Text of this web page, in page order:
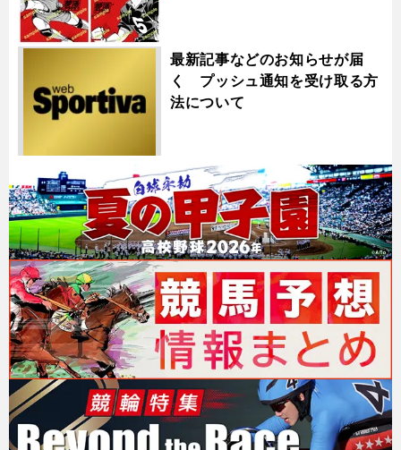
最新記事などのお知らせが届
く プッシュ通知を受け取る方
法について